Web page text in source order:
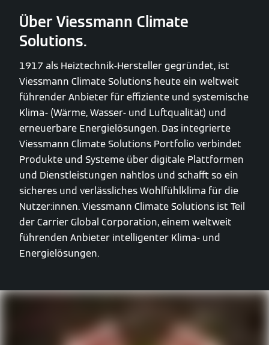
Über Viessmann Climate
Solutions.
1917 als Heiztechnik-Hersteller gegründet, ist
Viessmann Climate Solutions heute ein weltweit
führender Anbieter für effiziente und systemische
Klima- (Wärme, Wasser- und Luftqualität) und
erneuerbare Energielösungen. Das integrierte
Viessmann Climate Solutions Portfolio verbindet
Produkte und Systeme über digitale Plattformen
und Dienstleistungen nahtlos und schafft so ein
sicheres und verlässliches Wohlfühlklima für die
Nutzer:innen. Viessmann Climate Solutions ist Teil
der Carrier Global Corporation, einem weltweit
führenden Anbieter intelligenter Klima- und
Energielösungen.